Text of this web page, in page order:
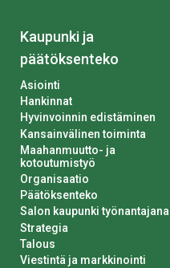
Kaupunki ja
päätöksenteko
Asiointi
Hankinnat
Hyvinvoinnin edistäminen
Kansainvälinen toiminta
Maahanmuutto- ja
kotoutumistyö
Organisaatio
Päätöksenteko
Salon kaupunki työnantajana
Strategia
Talous
Viestintä ja markkinointi